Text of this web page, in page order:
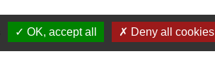
OK, accept all Deny all cookies